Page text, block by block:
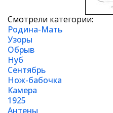
Смотрели категории:
Родина-Мать
Узоры
Обрыв
Нуб
Сентябрь
Нож-бабочка
Камера
1925
Антены